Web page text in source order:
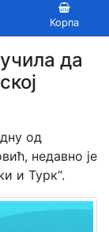
Корпа
да
од
недавно је
и Турк“.